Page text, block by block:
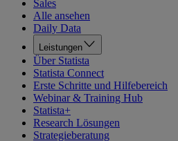
Sales
Alle ansehen
Daily Data
Leistungen
Über Statista
Statista Connect
Erste Schritte und Hilfebereich
Webinar & Training Hub
Statista+
Research Lösungen
Strategieberatung